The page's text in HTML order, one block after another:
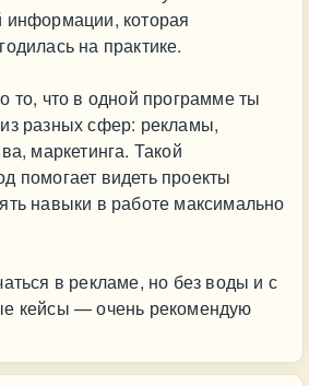
информации, которая
на практике.
то, что в одной программе ты
разных сфер: рекламы,
маркетинга. Такой
помогает видеть проекты
навыки в работе максимально
в рекламе, но без воды и с
кейсы — очень рекомендую